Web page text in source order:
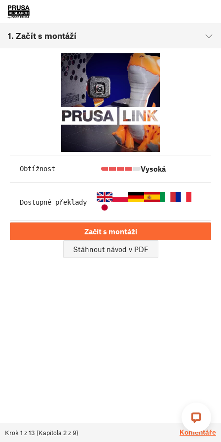
1. Začít s montáží
Krok 1 z13 (Kapitola 2z9) Komentáře
Obtížnost Vysoká
Dostupné překlady
Začít s montáží
Stáhnout návod v PDF